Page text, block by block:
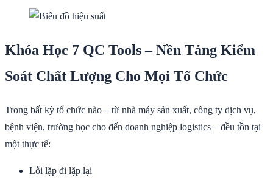
Khóa Học 7 QC Tools – Nền Tảng Kiểm
Soát Chất Lượng Cho Mọi Tổ Chức
Trong bất kỳ tổ chức nào – từ nhà máy sản xuất, công ty dịch vụ,
bệnh viện, trường học cho đến doanh nghiệp logistics – đều tồn tại
một thực tế:
Lỗi lặp đi lặp lại